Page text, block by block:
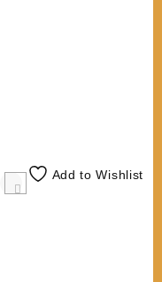
Add to Wishlist